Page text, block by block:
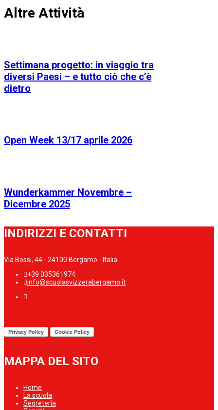
Altre Attività
Settimana progetto: in viaggio tra
diversi Paesi – e tutto ciò che c’è
dietro
Open Week 13/17 aprile 2026
Wunderkammer Novembre –
Dicembre 2025
INDIRIZZI E CONTATTI
Via Bossi, 44 - 24100 Bergamo - Italia
+39 035361974
info@scuolasvizzerabergamo.it
MAPPA DEL SITO
Home
La scuola
Segreteria